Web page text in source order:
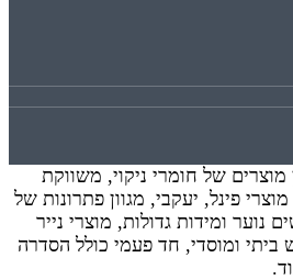
של חומרי ניקוי, משווקת
פינל, יעקבי, מגוון פתרונות של
נוער ומידות גדולות, מוצרי נייר
ביתי ומוסדי, חד פעמי כולל הסדרה